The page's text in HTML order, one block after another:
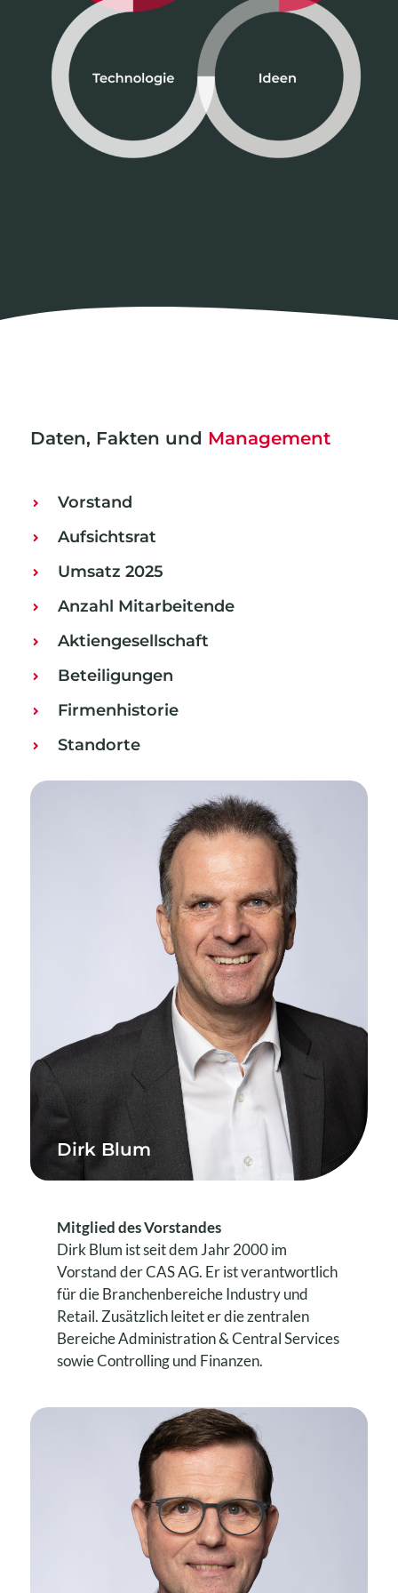
Daten, Fakten und Management
Vorstand
Aufsichtsrat
Umsatz 2025
Anzahl Mitarbeitende
Aktiengesellschaft
Beteiligungen
Firmenhistorie
Standorte
Dirk Blum
Mitglied des Vorstandes
Dirk Blum ist seit dem Jahr 2000 im
Vorstand der CAS AG. Er ist verantwortlich
für die Branchenbereiche Industry und
Retail. Zusätzlich leitet er die zentralen
Bereiche Administration & Central Services
sowie Controlling und Finanzen.